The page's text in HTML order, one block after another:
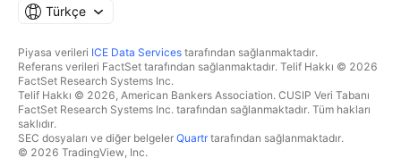
Türkçe
Piyasa verileri ICE Data Services tarafından sağlanmaktadır.
Referans verileri FactSet tarafından sağlanmaktadır. Telif Hakkı © 2026
FactSet Research Systems Inc.
Telif Hakkı © 2026, American Bankers Association. CUSIP Veri Tabanı
FactSet Research Systems Inc. tarafından sağlanmaktadır. Tüm hakları
saklıdır.
SEC dosyaları ve diğer belgeler Quartrtarafından sağlanmaktadır.
© 2026 TradingView, Inc.